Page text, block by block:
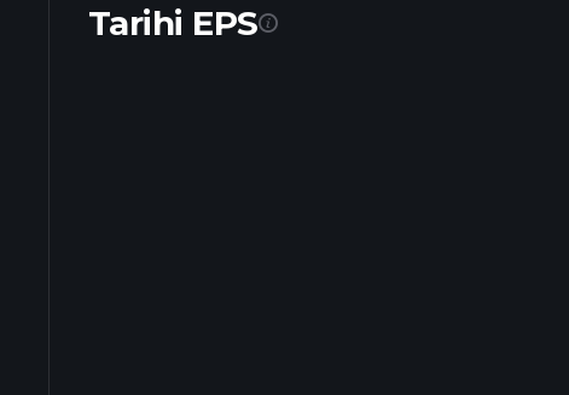
Tarihi EPS